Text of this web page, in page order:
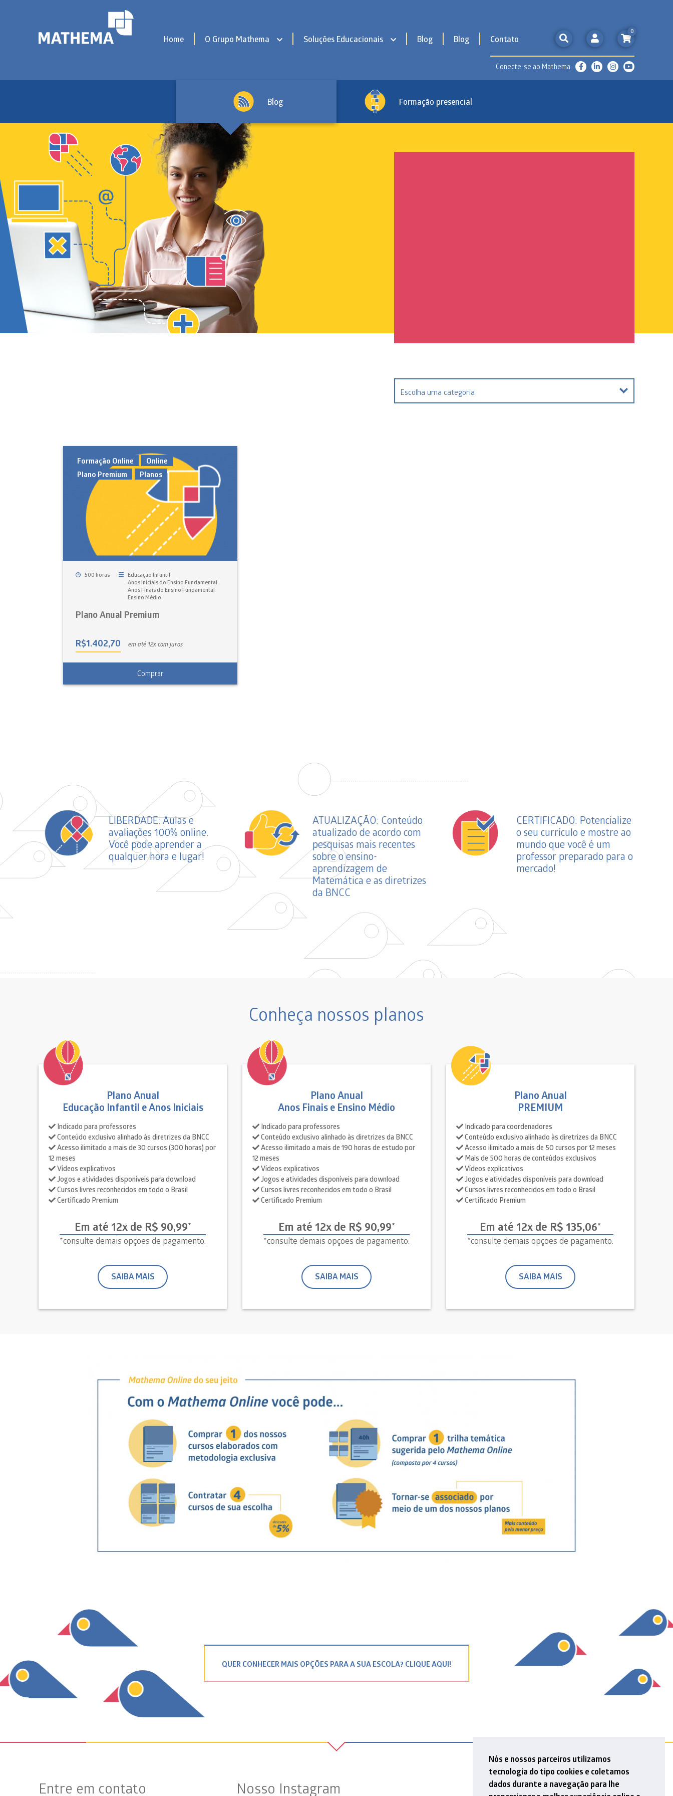
Nós e nossos parceiros utilizamos
tecnologia do tipo cookies e coletamos
dados durante a navegação para lhe
Home O Grupo Mathema Soluções Educacionais Blog Blog Contato
0
Conecte-se ao Mathema
Blog Formação presencial
Formação Online
Online
Plano Premium
Planos
500 horas
Educação Infantil
Anos Iniciais do Ensino Fundamental
Anos Finais do Ensino Fundamental
Ensino Médio
Plano Anual Premium
R$1.402,70 em até 12x com juros
Comprar
LIBERDADE: Aulas e
avaliações 100% online.
Você pode aprender a
qualquer hora e lugar!
ATUALIZAÇÃO: Conteúdo
atualizado de acordo com
pesquisas mais recentes
sobre o ensino-
aprendizagem de
Matemática e as diretrizes
da BNCC
CERTIFICADO: Potencialize
o seu currículo e mostre ao
mundo que você é um
professor preparado para o
mercado!
Conheça nossos planos
Plano Anual
Educação Infantil e Anos Iniciais
Indicado para professores
Conteúdo exclusivo alinhado às diretrizes da BNCC
Acesso ilimitado a mais de 30 cursos (300 horas) por
12 meses
Vídeos explicativos
Jogos e atividades disponíveis para download
Cursos livres reconhecidos em todo o Brasil
Certificado Premium
Em até 12x de R$ 90,99*
*consulte demais opções de pagamento.
SAIBA MAIS
Plano Anual
Anos Finais e Ensino Médio
Indicado para professores
Conteúdo exclusivo alinhado às diretrizes da BNCC
Acesso ilimitado a mais de 190 horas de estudo por
12 meses
Vídeos explicativos
Jogos e atividades disponíveis para download
Cursos livres reconhecidos em todo o Brasil
Certificado Premium
Em até 12x de R$ 90,99*
*consulte demais opções de pagamento.
SAIBA MAIS
Plano Anual
PREMIUM
Indicado para coordenadores
Conteúdo exclusivo alinhado às diretrizes da BNCC
Acesso ilimitado a mais de 50 cursos por 12 meses
Mais de 500 horas de conteúdos exclusivos
Vídeos explicativos
Jogos e atividades disponíveis para download
Cursos livres reconhecidos em todo o Brasil
Certificado Premium
Em até 12x de R$ 135,06*
*consulte demais opções de pagamento.
SAIBA MAIS
QUER CONHECER MAIS OPÇÕES PARA A SUA ESCOLA? CLIQUE AQUI!
Entre em contato Nosso Instagram